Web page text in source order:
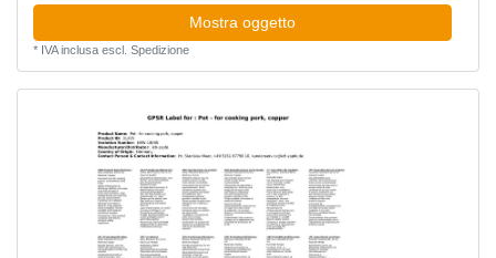
Mostra oggetto
* IVA inclusaescl. Spedizione